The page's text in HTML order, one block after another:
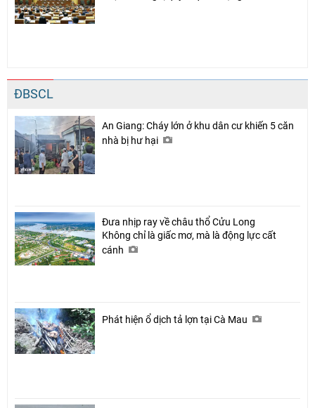
ĐBSCL
An Giang: Cháy lớn ở khu dân cư khiến 5 căn
nhà bị hư hại
Đưa nhịp ray về châu thổ Cửu Long
Không chỉ là giấc mơ, mà là động lực cất
cánh
Phát hiện ổ dịch tả lợn tại Cà Mau